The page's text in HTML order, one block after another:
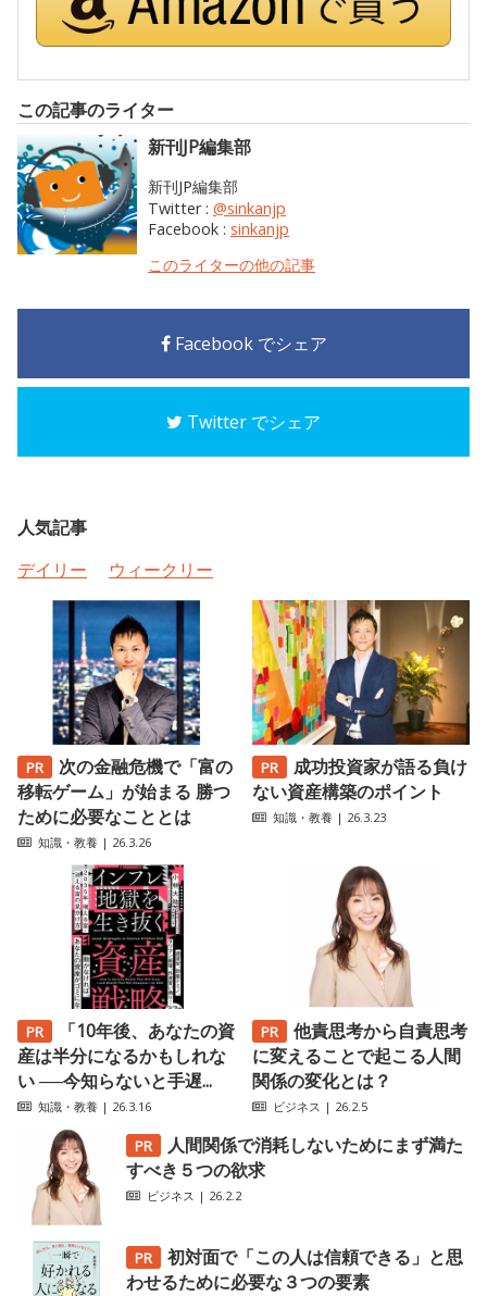
この記事のライター
新刊JP編集部
新刊JP編集部
Twitter : @sinkanjp
Facebook : sinkanjp
このライターの他の記事
Facebook でシェア
Twitter でシェア
人気記事
デイリー
ウィークリー
次の金融危機で「富の
移転ゲーム」が始まる 勝つ
ために必要なこととは
知識・教養 | 26.3.26
成功投資家が語る負け
ない資産構築のポイント
知識・教養 | 26.3.23
「10年後、あなたの資
産は半分になるかもしれな
い ──今知らないと手遅...
知識・教養 | 26.3.16
他責思考から自責思考
に変えることで起こる人間
関係の変化とは？
ビジネス | 26.2.5
人間関係で消耗しないためにまず満た
すべき５つの欲求
ビジネス | 26.2.2
初対面で「この人は信頼できる」と思
わせるために必要な３つの要素